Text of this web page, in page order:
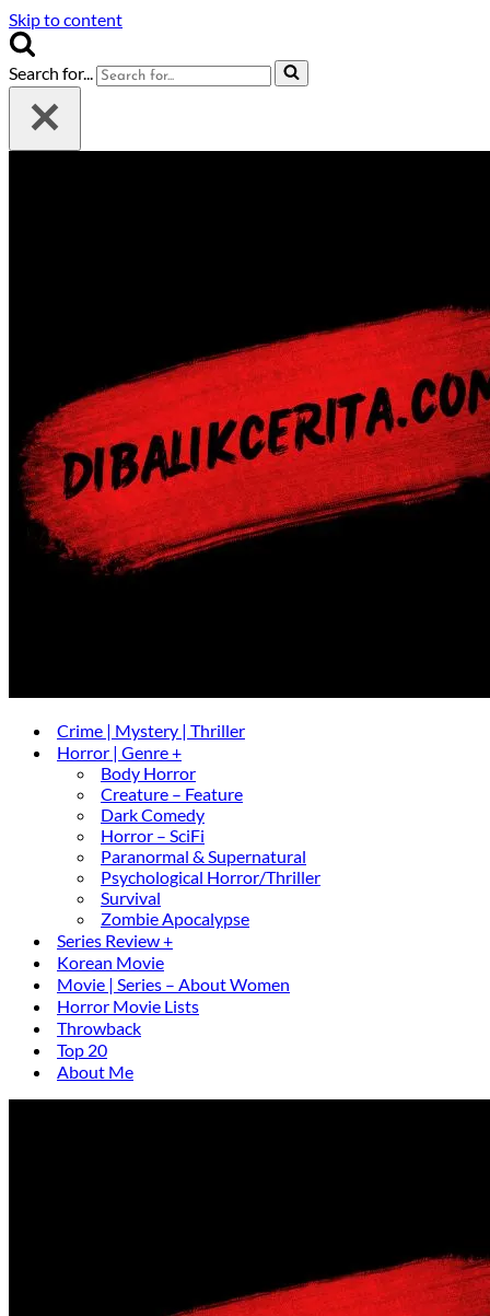
Skip to content
Search for...
Crime | Mystery | Thriller
Horror | Genre +
Body Horror
Creature – Feature
Dark Comedy
Horror – SciFi
Paranormal & Supernatural
Psychological Horror/Thriller
Survival
Zombie Apocalypse
Series Review +
Korean Movie
Movie | Series – About Women
Horror Movie Lists
Throwback
Top 20
About Me